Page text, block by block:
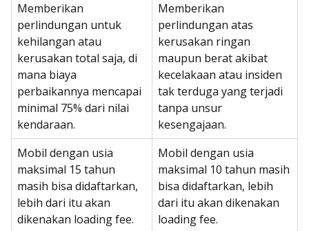
Memberikan
perlindungan untuk
kehilangan atau
kerusakan total saja, di
mana biaya
perbaikannya mencapai
minimal 75% dari nilai
kendaraan.
Memberikan
perlindungan atas
kerusakan ringan
maupun berat akibat
kecelakaan atau insiden
tak terduga yang terjadi
tanpa unsur
kesengajaan.
Mobil dengan usia
maksimal 15 tahun
masih bisa didaftarkan,
lebih dari itu akan
dikenakan loading fee.
Mobil dengan usia
maksimal 10 tahun masih
bisa didaftarkan, lebih
dari itu akan dikenakan
loading fee.